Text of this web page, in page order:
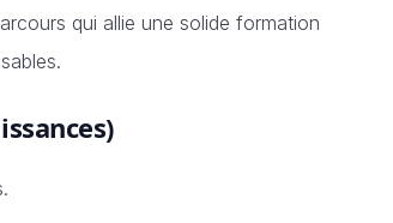
qui allie une solide formation